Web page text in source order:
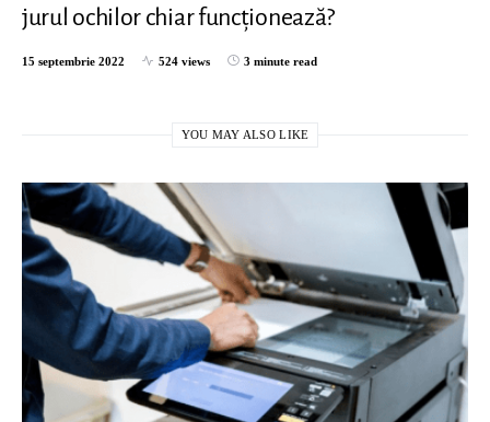
jurul ochilor chiar funcționează?
15 septembrie 2022 524 views 3 minute read
YOU MAY ALSO LIKE